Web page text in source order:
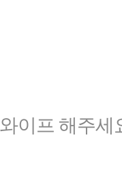
이프 해주세